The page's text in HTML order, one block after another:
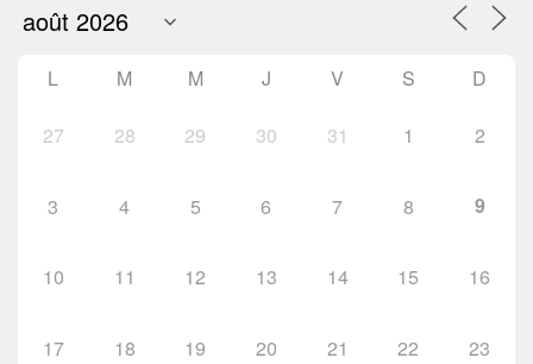
L M M J V S D
27 28 29 30 31 1 2
3 4 5 6 7 8 9
10 11 12 13 14 15 16
17 18 19 20 21 22 23